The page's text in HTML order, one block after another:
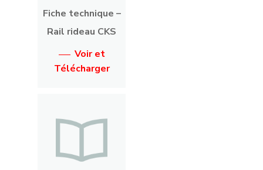
Fiche technique –
Rail rideau CKS
Voir et
Télécharger